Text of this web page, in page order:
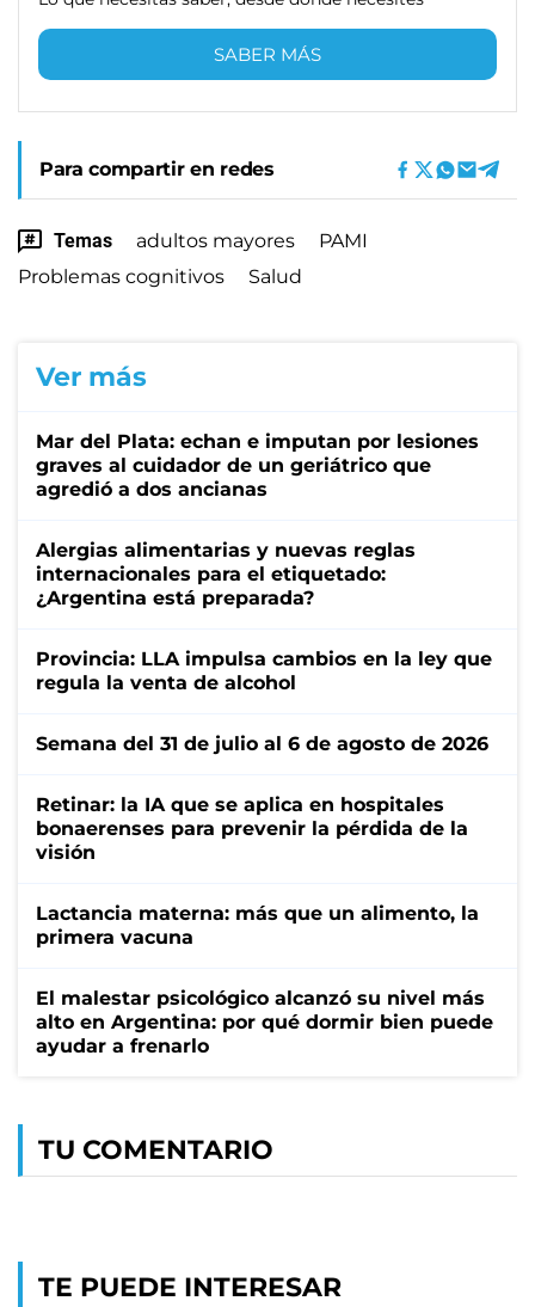
SABER MÁS
Para compartir en redes
Temas adultos mayores
PAMI
Problemas cognitivos
Salud
Ver más
Mar del Plata: echan e imputan por lesiones
graves al cuidador de un geriátrico que
agredió a dos ancianas
Alergias alimentarias y nuevas reglas
internacionales para el etiquetado:
¿Argentina está preparada?
Provincia: LLA impulsa cambios en la ley que
regula la venta de alcohol
Semana del 31 de julio al 6 de agosto de 2026
Retinar: la IA que se aplica en hospitales
bonaerenses para prevenir la pérdida de la
visión
Lactancia materna: más que un alimento, la
primera vacuna
El malestar psicológico alcanzó su nivel más
alto en Argentina: por qué dormir bien puede
ayudar a frenarlo
TU COMENTARIO
TE PUEDE INTERESAR